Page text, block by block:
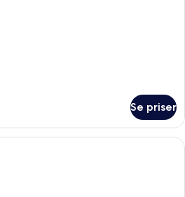
Se priser
Ett modernt badrum med ett